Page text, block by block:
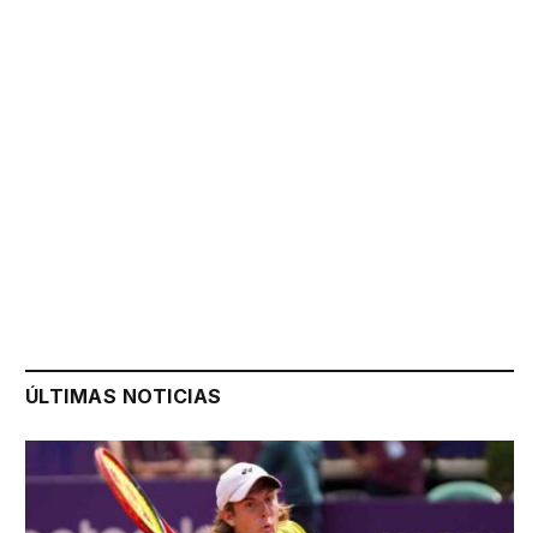
ÚLTIMAS NOTICIAS